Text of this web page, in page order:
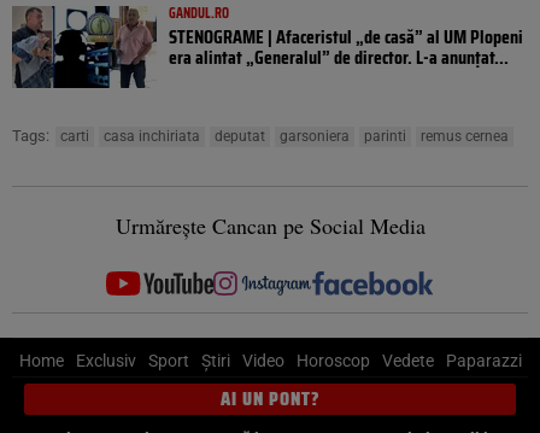
GANDUL.RO
STENOGRAME | Afaceristul „de casă” al UM Plopeni
era alintat „Generalul” de director. L-a anunțat...
Tags: carti casa inchiriata deputat garsoniera parinti remus cernea
Urmărește Cancan pe Social Media
Home Exclusiv Sport Știri Video Horoscop Vedete Paparazzi
AI UN PONT?